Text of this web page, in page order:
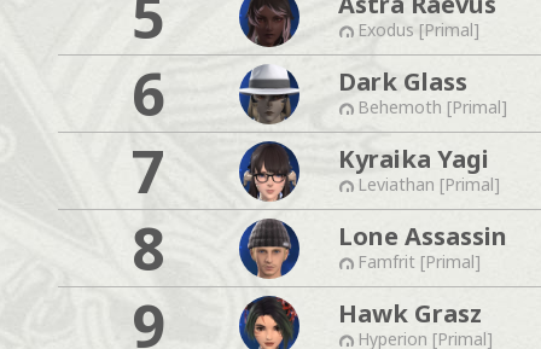
5 Exodus [Primal]
6 Dark Glass
Behemoth [Primal]
7 Kyraika Yagi
Leviathan [Primal]
8 Lone Assassin
Famfrit [Primal]
9 Hawk Grasz
Hyperion [Primal]